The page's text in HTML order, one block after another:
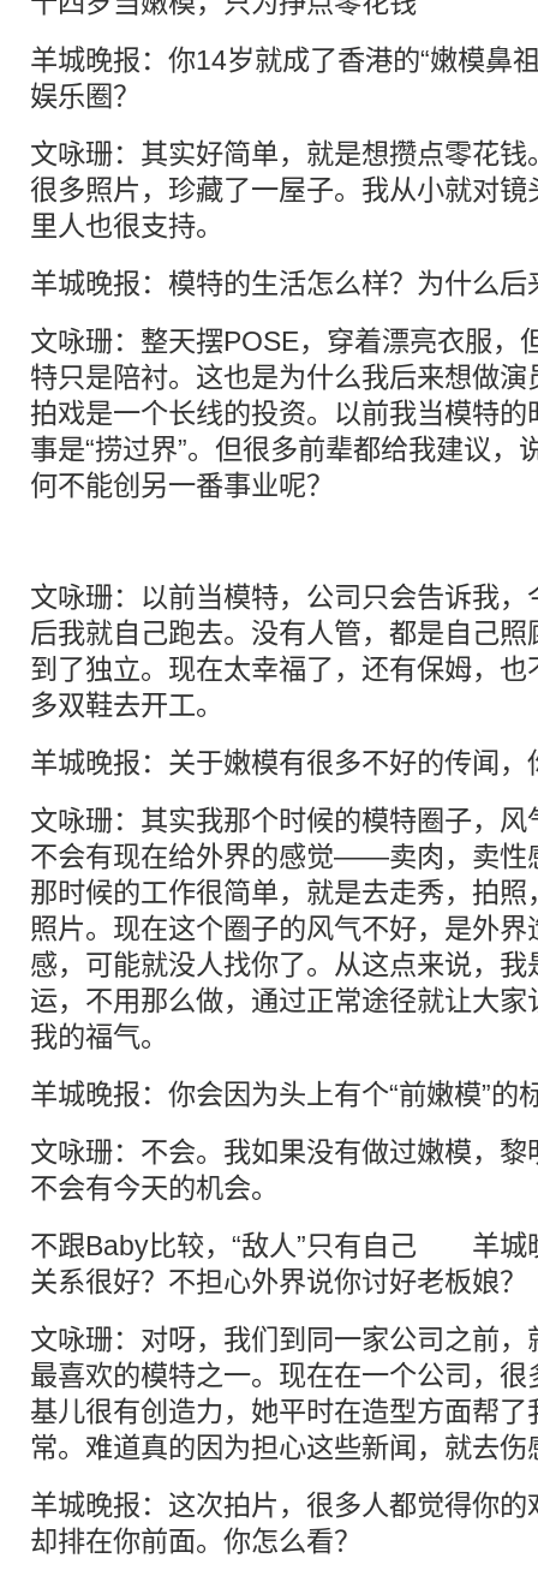
羊城晚报：你14岁就成了香港的“嫩模鼻
娱乐圈？
文咏珊：其实好简单，就是想攒点零花
很多照片，珍藏了一屋子。我从小就对
里人也很支持。
羊城晚报：模特的生活怎么样？为什么后
文咏珊：整天摆POSE，穿着漂亮衣服，
特只是陪衬。这也是为什么我后来想做
拍戏是一个长线的投资。以前我当模特
事是“捞过界”。但很多前辈都给我建议，
何不能创另一番事业呢？
文咏珊：以前当模特，公司只会告诉我
后我就自己跑去。没有人管，都是自己
到了独立。现在太幸福了，还有保姆，
多双鞋去开工。
羊城晚报：关于嫩模有很多不好的传闻，
文咏珊：其实我那个时候的模特圈子，
不会有现在给外界的感觉——卖肉，卖性
那时候的工作很简单，就是去走秀，拍
照片。现在这个圈子的风气不好，是外
感，可能就没人找你了。从这点来说，
运，不用那么做，通过正常途径就让大
我的福气。
羊城晚报：你会因为头上有个“前嫩模”的
文咏珊：不会。我如果没有做过嫩模，
不会有今天的机会。
不跟Baby比较，“敌人”只有自己 羊城
关系很好？不担心外界说你讨好老板娘？
文咏珊：对呀，我们到同一家公司之前
最喜欢的模特之一。现在在一个公司，
基儿很有创造力，她平时在造型方面帮
常。难道真的因为担心这些新闻，就去伤
羊城晚报：这次拍片，很多人都觉得你
却排在你前面。你怎么看？